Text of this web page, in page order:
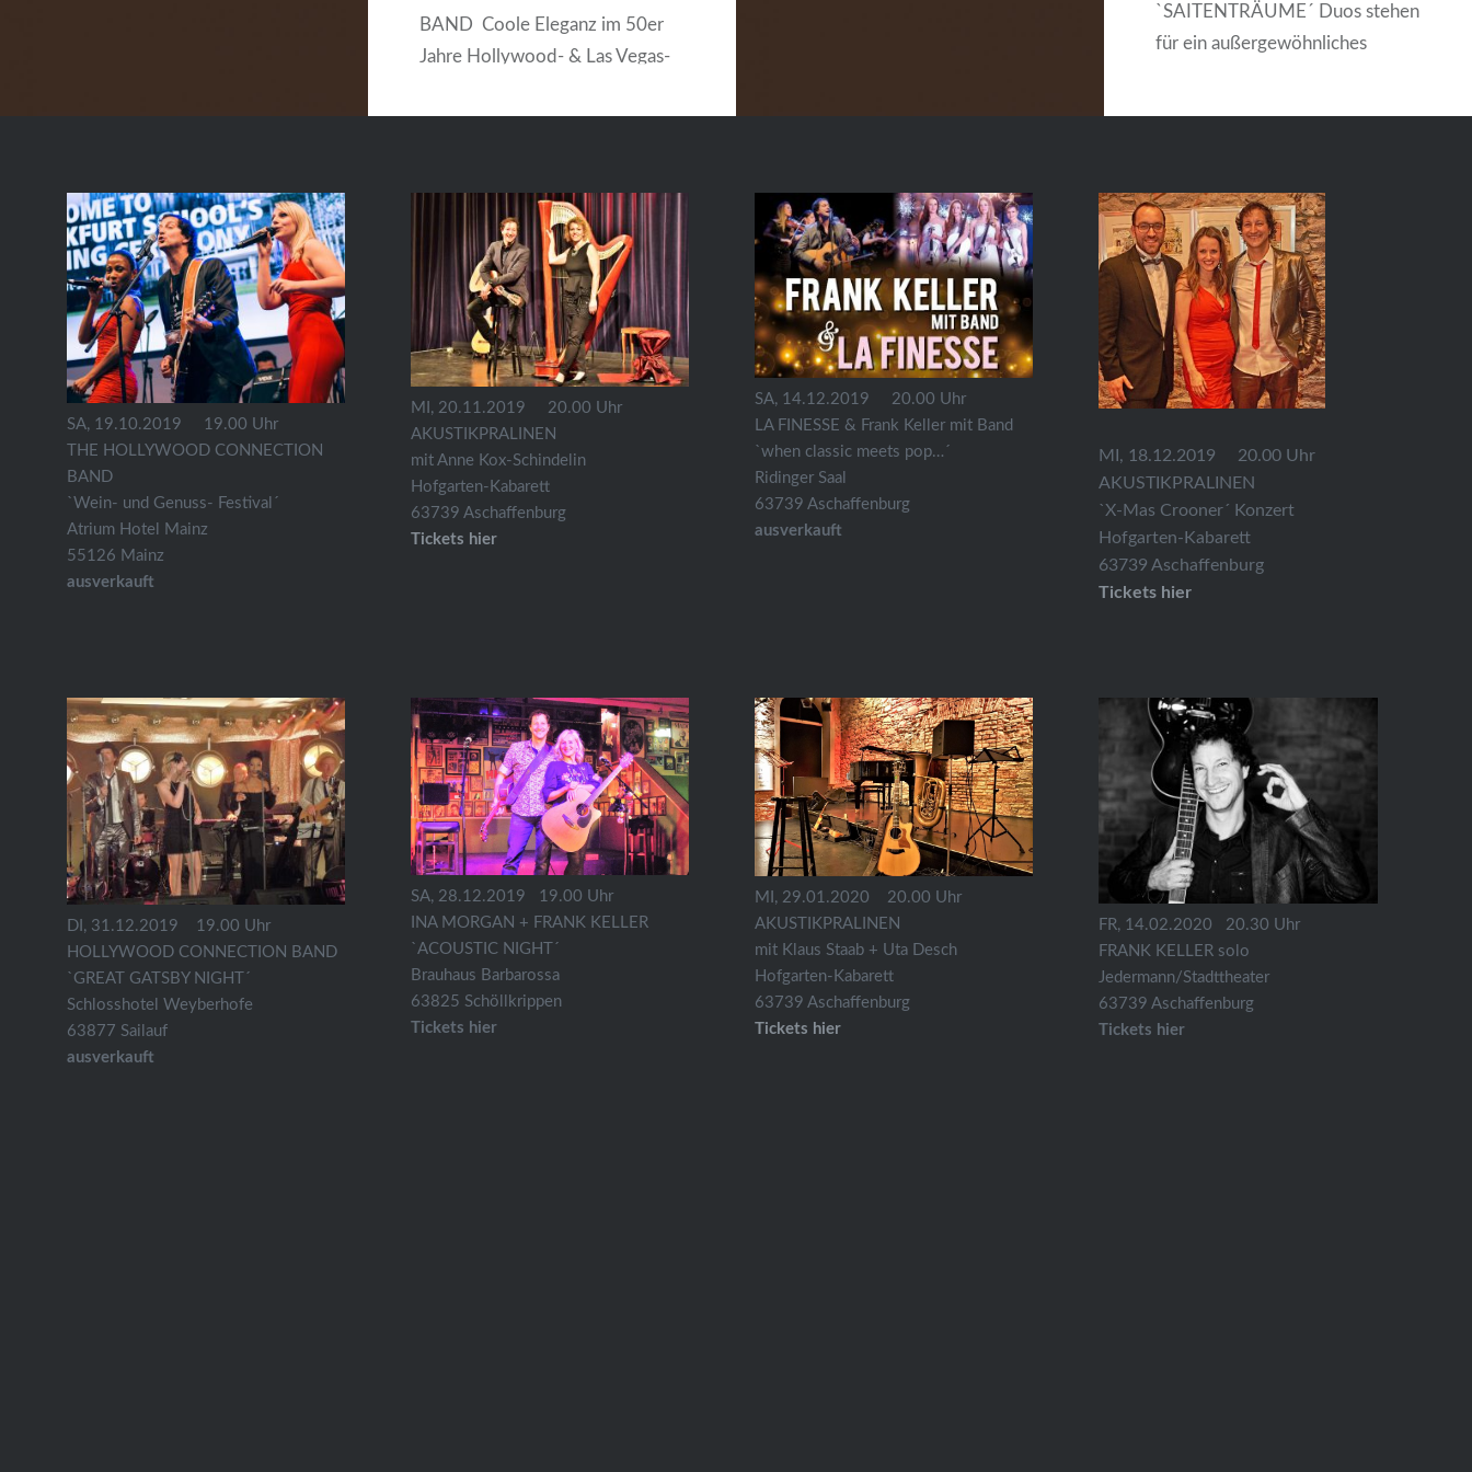
BAND Coole Eleganz im 50er
Jahre Hollywood- & Las Vegas-
Charme der Berliner Tanzpaläste
Schlager, Surf Sounds, TexMex,
60´s Beats + Motown mischen
sich…
WEITERLESEN
`SAITENTRÄUME´ Duos stehen
für ein außergewöhnliches
besonders charismatischen
Charakteren: Der Klang-Mix
verbindet verschiedenartigste
Musikstile: Filmthemen…
WEITERLESEN
SA, 19.10.2019 19.00 Uhr
THE HOLLYWOOD CONNECTION
BAND
`Wein- und Genuss- Festival´
Atrium Hotel Mainz
55126 Mainz
ausverkauft
MI, 20.11.2019 20.00 Uhr
AKUSTIKPRALINEN
mit Anne Kox-Schindelin
Hofgarten-Kabarett
63739 Aschaffenburg
Tickets hier
SA, 14.12.2019 20.00 Uhr
LA FINESSE & Frank Keller mit Band
`when classic meets pop…´
Ridinger Saal
63739 Aschaffenburg
ausverkauft
MI, 18.12.2019 20.00 Uhr
AKUSTIKPRALINEN
`X-Mas Crooner´ Konzert
Hofgarten-Kabarett
63739 Aschaffenburg
Tickets hier
DI, 31.12.2019 19.00 Uhr
HOLLYWOOD CONNECTION BAND
`GREAT GATSBY NIGHT´
Schlosshotel Weyberhofe
63877 Sailauf
ausverkauft
SA, 28.12.2019 19.00 Uhr
INA MORGAN + FRANK KELLER
`ACOUSTIC NIGHT´
Brauhaus Barbarossa
63825 Schöllkrippen
Tickets hier
MI, 29.01.2020 20.00 Uhr
AKUSTIKPRALINEN
mit Klaus Staab + Uta Desch
Hofgarten-Kabarett
63739 Aschaffenburg
Tickets hier
FR, 14.02.2020 20.30 Uhr
FRANK KELLER solo
Jedermann/Stadttheater
63739 Aschaffenburg
Tickets hier